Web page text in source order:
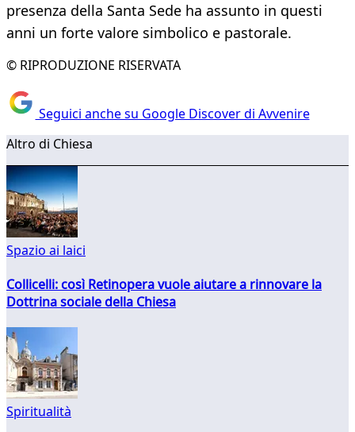
presenza della Santa Sede ha assunto in questi
anni un forte valore simbolico e pastorale.
© RIPRODUZIONE RISERVATA
Seguici anche su Google Discover di Avvenire
Altro di Chiesa
Spazio ai laici
Collicelli: così Retinopera vuole aiutare a rinnovare la
Dottrina sociale della Chiesa
Spiritualità